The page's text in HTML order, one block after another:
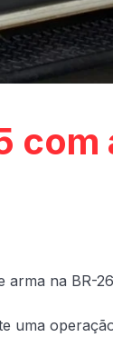
com
na BR-
uma